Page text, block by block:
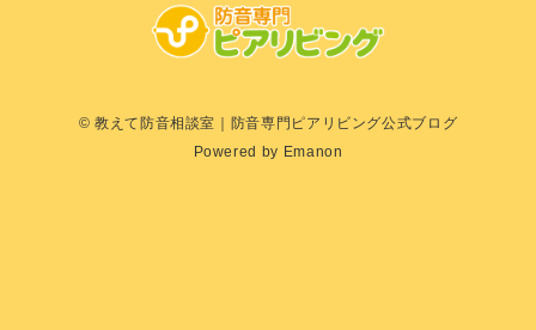
© 教えて防音相談室｜防音専門ピアリビング公式ブログ
Powered by Emanon